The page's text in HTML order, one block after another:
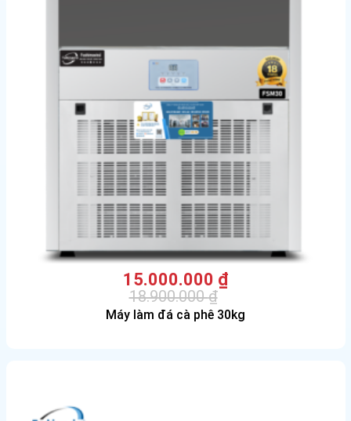
Máy làm đá cà phê 30kg
18.900.000₫
Giá
15.000.000 ₫
Giá